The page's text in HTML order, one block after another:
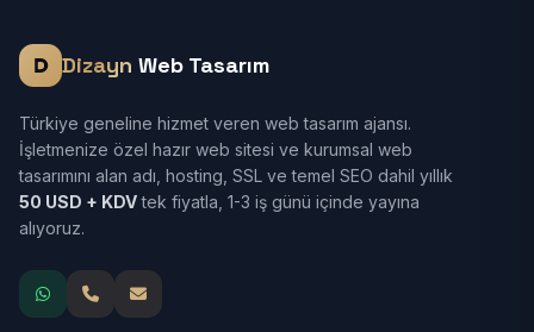
Dizayn Web Tasarım
Türkiye geneline hizmet veren web tasarım ajansı.
İşletmenize özel hazır web sitesi ve kurumsal web
tasarımını alan adı, hosting, SSL ve temel SEO dahil yıllık
50 USD + KDVtek fiyatla, 1-3 iş günü içinde yayına
alıyoruz.